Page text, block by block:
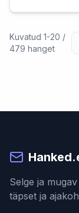
Kuvatud 1-20 /
479 hanget
Selge ja
täpset ja